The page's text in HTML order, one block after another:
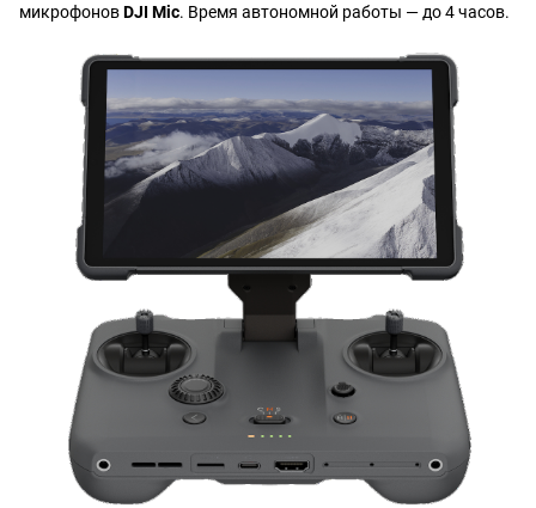
микрофоновDJI Mic. Время автономной работы — до 4 часов.